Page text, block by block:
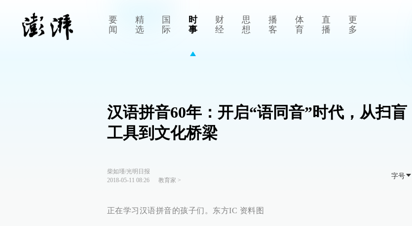
要
闻
精
选
国
际
时
事
财
经
思
想
播
客
体
育
直
播
更
多
汉语拼音60年：开启“语同音”时代，从扫盲
工具到文化桥梁
柴如瑾/光明日报
2018-05-11 08:26
教育家 >
字号
正在学习汉语拼音的孩子们。东方IC 资料图